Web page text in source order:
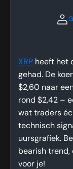
XRP heeft het
gehad. De
$2,60 naar
rond $2,42 –
wat traders
technisch
uursgrafiek.
bearish trend,
voor je!